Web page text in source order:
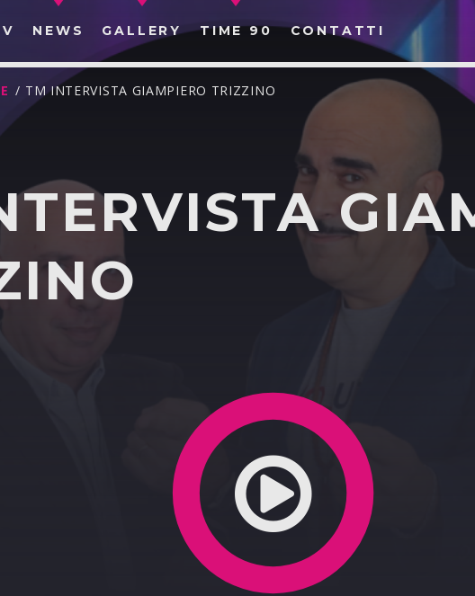
NEWS GALLERY TIME 90 CONTATTI
CERCA NEL SITO WEB:
/ TM INTERVISTA GIAMPIERO TRIZZINO
Armao